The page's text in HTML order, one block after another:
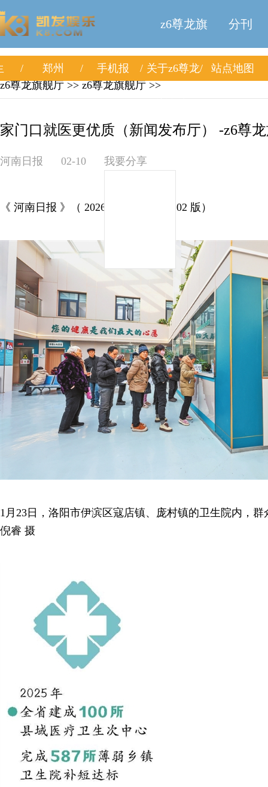
z6尊龙旗
舰厅
分刊
郑州 手机报 关于z6尊龙
站点地图
z6尊龙旗舰厅 >> z6尊龙旗舰厅 >>
家门口就医更优质（新闻发布厅） -z6尊
河南日报 02-10 我要分享
《 河南日报 》（ 2026年02月10日 第 02 版）
1月23日，洛阳市伊滨区寇店镇、庞村镇的卫生院内，
倪睿 摄